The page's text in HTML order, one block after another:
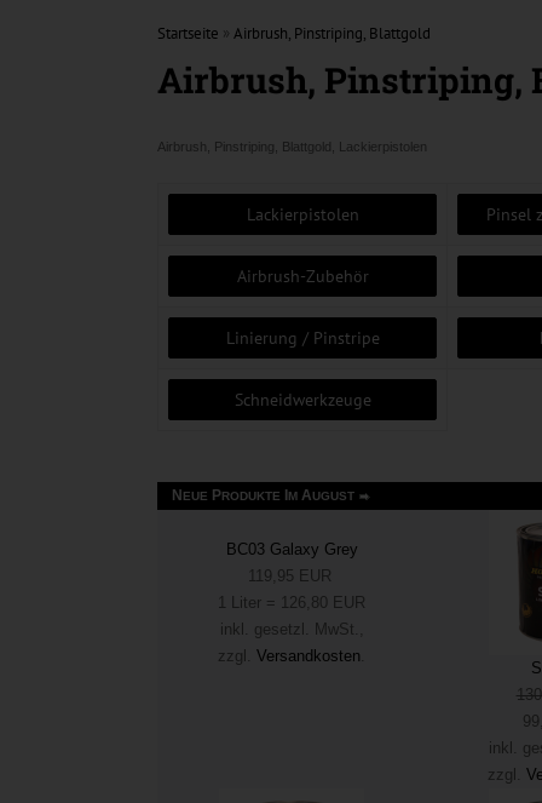
Startseite » Airbrush, Pinstriping, Blattgold
Airbrush, Pinstriping,
Airbrush, Pinstriping, Blattgold, Lackierpistolen
Lackierpistolen Pinsel
Airbrush-Zubehör
Linierung / Pinstripe
Schneidwerkzeuge
N EUE PRODUKTE M AUGUST
BC03 Galaxy Grey
119,95 EUR
1 Liter = 126,80 EUR
inkl. gesetzl. MwSt.,
zzgl. Versandkosten.
inkl.
zzgl.